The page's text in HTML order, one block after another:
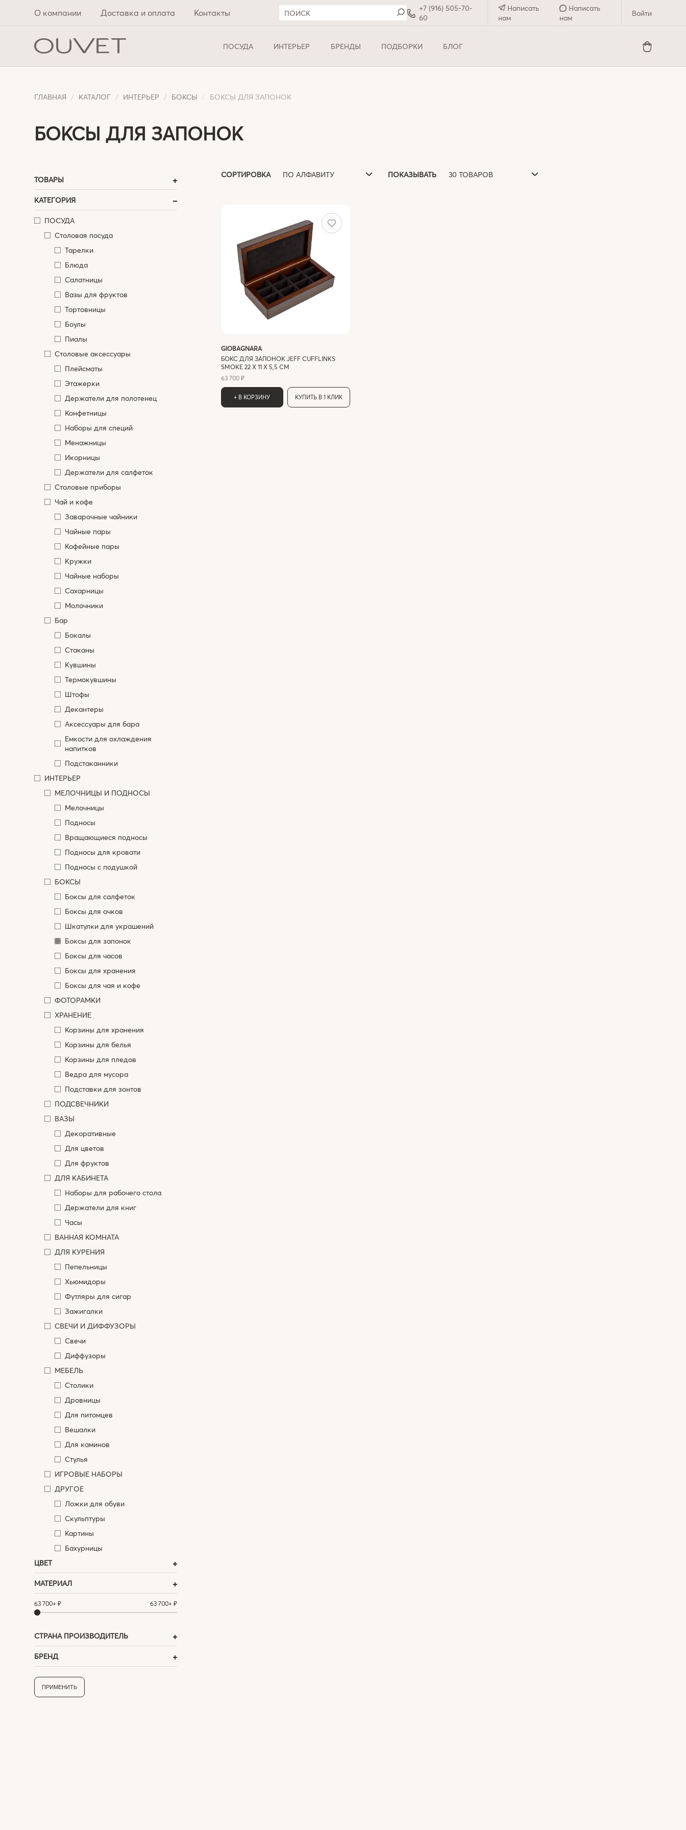
О компании Доставка и оплата Контакты
+7 (916) 505-70-
60
Написать
нам
Написать
нам
Войти
ПОСУДА ИНТЕРЬЕР БРЕНДЫ ПОДБОРКИ БЛОГ
ГЛАВНАЯ КАТАЛОГ ИНТЕРЬЕР БОКСЫ БОКСЫ ДЛЯ ЗАПОНОК
БОКСЫ ДЛЯ ЗАПОНОК
ТОВАРЫ
КАТЕГОРИЯ
ПОСУДА
Cтоловая посуда
Тарелки
Блюда
Салатницы
Вазы для фруктов
Тортовницы
Боулы
Пиалы
Столовые аксессуары
Плейсматы
Этажерки
Держатели для полотенец
Конфетницы
Наборы для специй
Менажницы
Икорницы
Держатели для салфеток
Столовые приборы
Чай и кофе
Заварочные чайники
Чайные пары
Кофейные пары
Кружки
Чайные наборы
Сахарницы
Молочники
Бар
Бокалы
Стаканы
Кувшины
Термокувшины
Штофы
Декантеры
Аксессуары для бара
Емкости для охлаждения
напитков
Подстаканники
ИНТЕРЬЕР
МЕЛОЧНИЦЫ И ПОДНОСЫ
Мелочницы
Подносы
Вращающиеся подносы
Подносы для кровати
Подносы с подушкой
БОКСЫ
Боксы для салфеток
Боксы для очков
Шкатулки для украшений
Боксы для запонок
Боксы для часов
Боксы для хранения
Боксы для чая и кофе
ФОТОРАМКИ
ХРАНЕНИЕ
Корзины для хранения
Корзины для белья
Корзины для пледов
Ведра для мусора
Подставки для зонтов
ПОДСВЕЧНИКИ
ВАЗЫ
Декоративные
Для цветов
Для фруктов
ДЛЯ КАБИНЕТА
Наборы для рабочего стола
Держатели для книг
Часы
ВАННАЯ КОМНАТА
ДЛЯ КУРЕНИЯ
Пепельницы
Хьюмидоры
Футляры для сигар
Зажигалки
СВЕЧИ И ДИФФУЗОРЫ
Свечи
Диффузоры
МЕБЕЛЬ
Столики
Дровницы
Для питомцев
Вешалки
Для каминов
Стулья
ИГРОВЫЕ НАБОРЫ
ДРУГОЕ
Ложки для обуви
Скульптуры
Картины
Бахурницы
ЦВЕТ
МАТЕРИАЛ
63 700+ ₽
63 700+ ₽
СТРАНА ПРОИЗВОДИТЕЛЬ
БРЕНД
ПРИМЕНИТЬ
СОРТИРОВКА ПО АЛФАВИТУ ПОКАЗЫВАТЬ 30 ТОВАРОВ
GIOBAGNARA
БОКС ДЛЯ ЗАПОНОК JEFF CUFFLINKS
SMOKE 22 X 11 X 5,5 СМ
63 700 ₽
+ В КОРЗИНУ КУПИТЬ В 1 КЛИК